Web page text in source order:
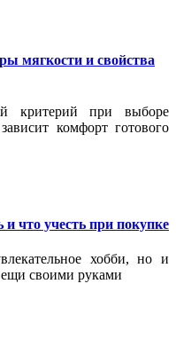
мягкости и свойства
критерий при выборе
комфорт готового
что учесть при покупке
хобби, но и
своими руками